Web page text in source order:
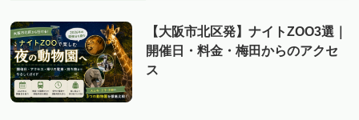
【大阪市北区発】ナイトZOO3選｜
開催日・料金・梅田からのアクセ
ス